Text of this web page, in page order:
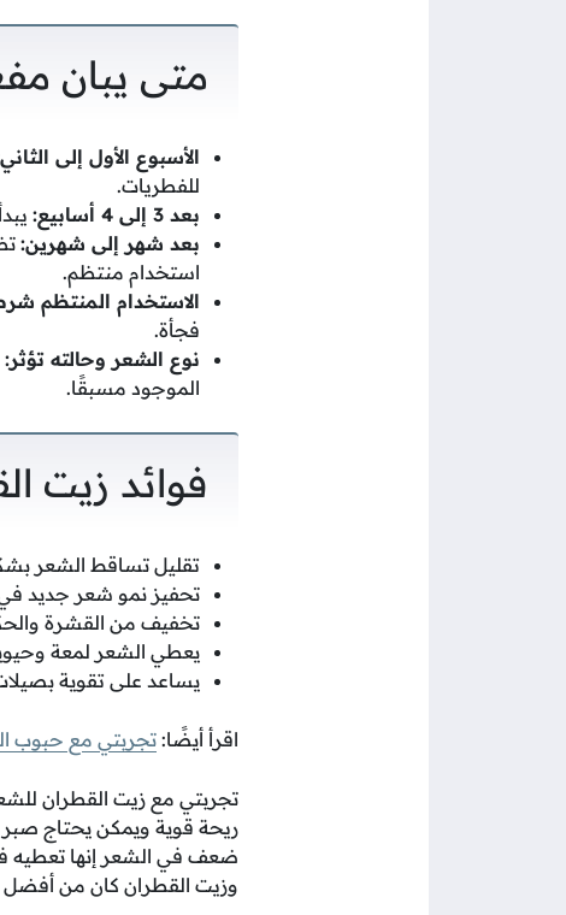
متى يبان
الأسبوع الأول إلى
للفطريات.
بعد 3 إلى 4 أسابيع:
بعد شهر إلى شهرين:
استخدام منتظم.
الاستخدام المنتظم
فجأة.
نوع الشعر وحالته تؤثر:
الموجود مسبقًا.
فوائد زيت
تقليل تساقط الشعر
تحفيز نمو شعر جديد
تخفيف من القشرة
يعطي الشعر لمعة
يساعد على تقوية
اقرأ أيضًا: تجربتي مع حبوب
تجربتي مع زيت القطران
ريحة قوية ويمكن يحتاج
ضعف في الشعر إنها تعطيه
وزيت القطران كان من أفضل